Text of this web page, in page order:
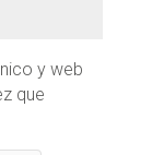
y web
que